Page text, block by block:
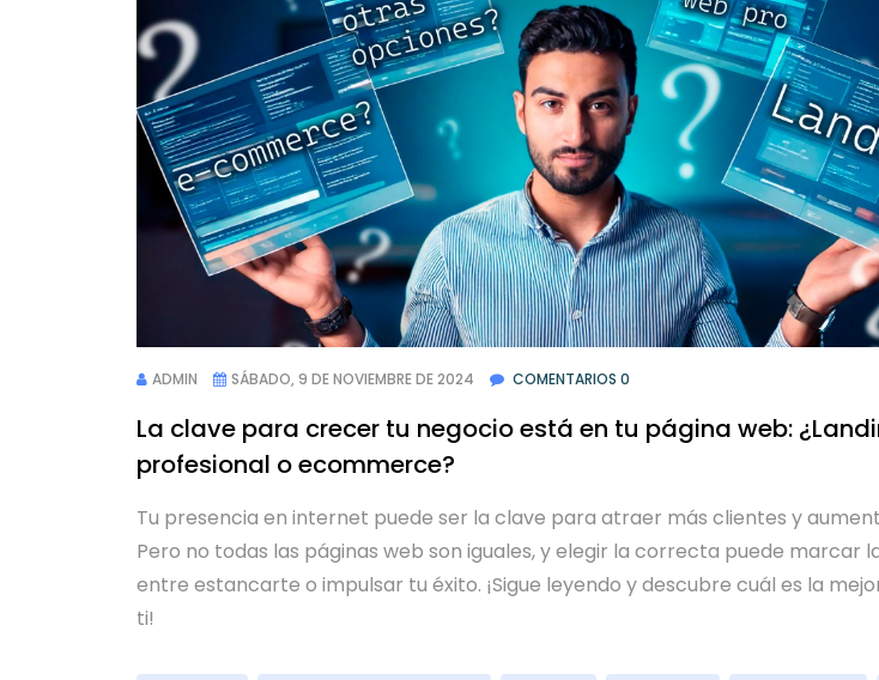
ADMIN SÁBADO, 9 DE NOVIEMBRE DE 2024 COMENTARIOS 0
La clave para crecer tu negocio está en tu página web:
profesional o ecommerce?
Tu presencia en internet puede ser la clave para atraer más clientes y
Pero no todas las páginas web son iguales, y elegir la correcta puede marcar
entre estancarte o impulsar tu éxito. ¡Sigue leyendo y descubre cuál es la
ti!